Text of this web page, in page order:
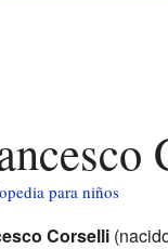
para niños
Corselli